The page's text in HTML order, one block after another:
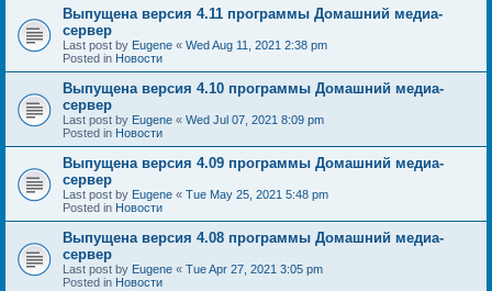
Выпущена версия 4.11 программы Домашний медиа-
сервер
Last post by Eugene « Wed Aug 11, 2021 2:38 pm
Posted in Новости
Выпущена версия 4.10 программы Домашний медиа-
сервер
Last post by Eugene « Wed Jul 07, 2021 8:09 pm
Posted in Новости
Выпущена версия 4.09 программы Домашний медиа-
сервер
Last post by Eugene « Tue May 25, 2021 5:48 pm
Posted in Новости
Выпущена версия 4.08 программы Домашний медиа-
сервер
Last post by Eugene « Tue Apr 27, 2021 3:05 pm
Posted in Новости